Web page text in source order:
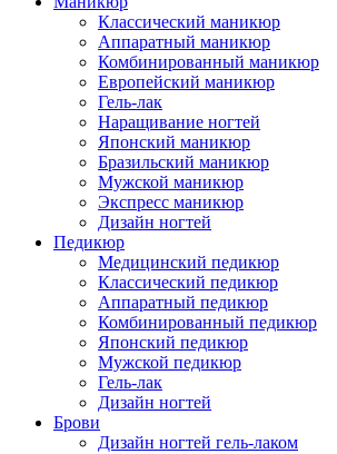
Классический маникюр
Аппаратный маникюр
Комбинированный маникюр
Европейский маникюр
Гель-лак
Наращивание ногтей
Японский маникюр
Бразильский маникюр
Мужской маникюр
Экспресс маникюр
Дизайн ногтей
Педикюр
Медицинский педикюр
Классический педикюр
Аппаратный педикюр
Комбинированный педикюр
Японский педикюр
Мужской педикюр
Гель-лак
Дизайн ногтей
Брови
Дизайн ногтей гель-лаком